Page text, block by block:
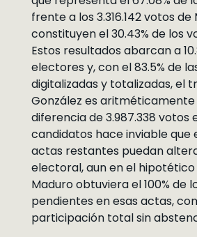
frente a los 3.316.142 votos de
constituyen el 30.43% de los
Estos resultados abarcan a
electores y, con el 83.5% de
digitalizadas y totalizadas, el
González es aritméticamente
diferencia de 3.987.338 votos
candidatos hace inviable que
actas restantes puedan
electoral, aun en el hipotético
Maduro obtuviera el 100% de
pendientes en esas actas,
participación total sin